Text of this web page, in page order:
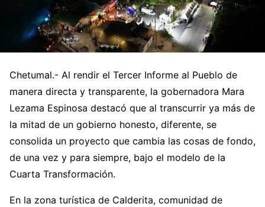
Chetumal.- Al rendir el Tercer Informe al Pueblo de
manera directa y transparente, la gobernadora Mara
Lezama Espinosa destacó que al transcurrir ya más de
la mitad de un gobierno honesto, diferente, se
consolida un proyecto que cambia las cosas de fondo,
de una vez y para siempre, bajo el modelo de la
Cuarta Transformación.
En la zona turística de Calderita, comunidad de